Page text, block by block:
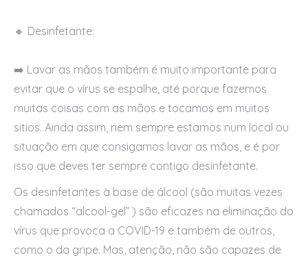
🔸 Desinfetante:
➡️ Lavar as mãos também é muito importante para
evitar que o vírus se espalhe, até porque fazemos
muitas coisas com as mãos e tocamos em muitos
sitios. Ainda assim, nem sempre estamos num local ou
situação em que consigamos lavar as mãos, e é por
isso que deves ter sempre contigo desinfetante.
Os desinfetantes à base de álcool (são muitas vezes
chamados “alcool-gel” ) são eficazes na eliminação do
vírus que provoca a COVID-19 e também de outros,
como o da gripe. Mas, atenção, não são capazes de